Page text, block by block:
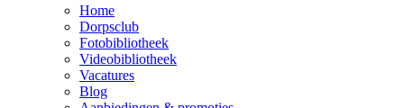
Home
Dorpsclub
Fotobibliotheek
Videobibliotheek
Vacatures
Blog